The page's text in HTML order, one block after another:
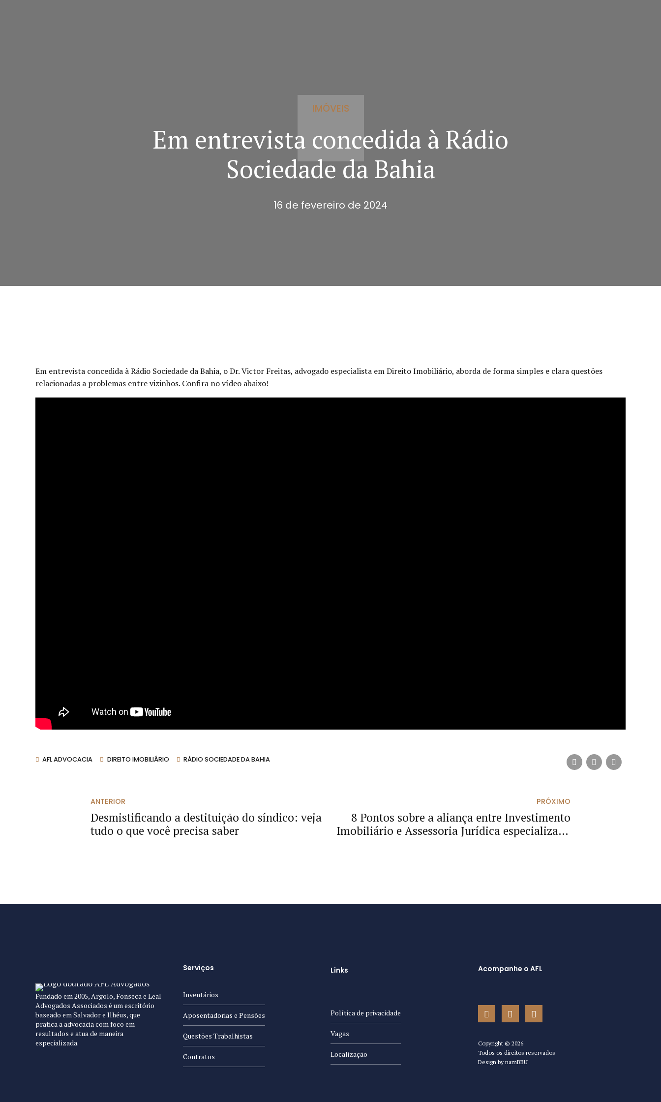
IMÓVEIS
Em entrevista concedida à Rádio
Sociedade da Bahia
16 de fevereiro de 2024
Em entrevista concedida à Rádio Sociedade da Bahia, o Dr. Victor Freitas, advogado especialista em Direito Imobiliário, aborda de forma simples e clara questões
relacionadas a problemas entre vizinhos. Confira no vídeo abaixo!
AFL ADVOCACIA DIREITO IMOBILIÁRIO RÁDIO SOCIEDADE DA BAHIA
ANTERIOR
Desmistificando a destituição do síndico: veja
tudo o que você precisa saber
PRÓXIMO
8 Pontos sobre a aliança entre Investimento
Imobiliário e Assessoria Jurídica especializada
Fundado em 2005, Argolo, Fonseca e Leal
Advogados Associados é um escritório
baseado em Salvador e Ilhéus, que
pratica a advocacia com foco em
resultados e atua de maneira
especializada.
Serviços
Inventários
Aposentadorias e Pensões
Questões Trabalhistas
Contratos
Links
Política de privacidade
Vagas
Localização
Acompanhe o AFL
Copyright © 2026
Todos os direitos reservados
Design by namBBU